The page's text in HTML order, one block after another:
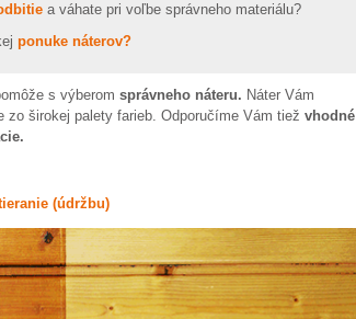
a váhate pri voľbe správneho materiálu?
ponuke náterov?
s výberom správneho náteru. Náter Vám
širokej palety farieb. Odporučíme Vám tiež vhodné
(údržbu)